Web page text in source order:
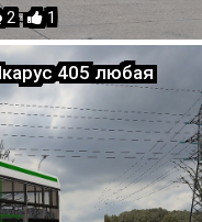
2 · 1
405 любая